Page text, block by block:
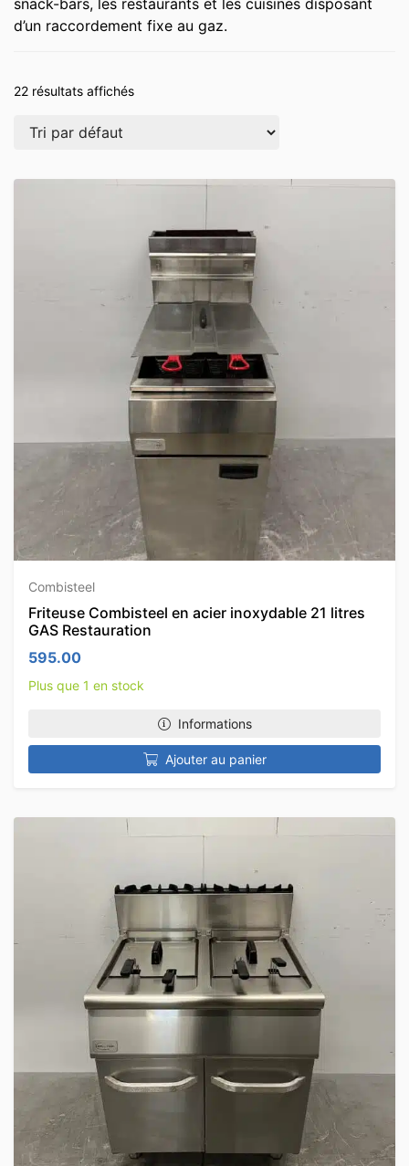
snack-bars, les restaurants et les cuisines disposant
d’un raccordement fixe au gaz.
22 résultats affichés
Combisteel
Friteuse Combisteel en acier inoxydable 21 litres
GAS Restauration
595.00
Plus que 1 en stock
Informations
Ajouter au panier